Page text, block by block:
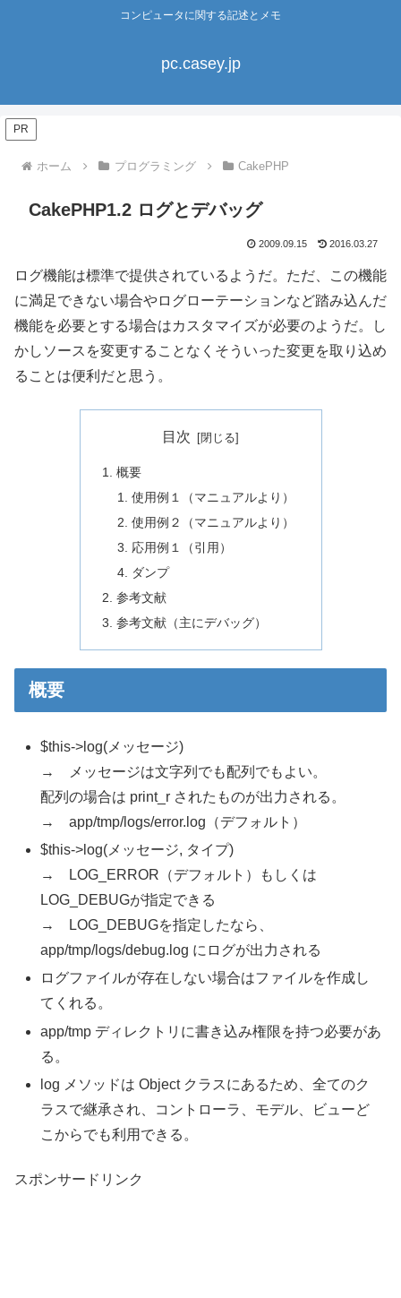
コンピュータに関する記述とメモ
pc.casey.jp
PR
ホーム プログラミング CakePHP
CakePHP1.2 ログとデバッグ
2009.09.15 2016.03.27
ログ機能は標準で提供されているようだ。ただ、この機能
に満足できない場合やログローテーションなど踏み込んだ
機能を必要とする場合はカスタマイズが必要のようだ。し
かしソースを変更することなくそういった変更を取り込め
ることは便利だと思う。
目次
概要
使用例１（マニュアルより）
使用例２（マニュアルより）
応用例１（引用）
ダンプ
参考文献
参考文献（主にデバッグ）
概要
$this->log(メッセージ)
→ メッセージは文字列でも配列でもよい。
配列の場合は print_r されたものが出力される。
→ app/tmp/logs/error.log（デフォルト）
$this->log(メッセージ, タイプ)
→ LOG_ERROR（デフォルト）もしくは
LOG_DEBUGが指定できる
→ LOG_DEBUGを指定したなら、
app/tmp/logs/debug.log にログが出力される
ログファイルが存在しない場合はファイルを作成し
てくれる。
app/tmp ディレクトリに書き込み権限を持つ必要があ
る。
log メソッドは Object クラスにあるため、全てのク
ラスで継承され、コントローラ、モデル、ビューど
こからでも利用できる。
スポンサードリンク